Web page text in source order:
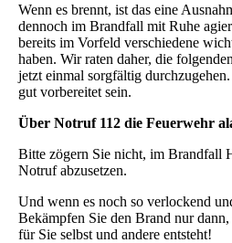
Wenn es brennt, ist das eine
dennoch im Brandfall mit Ruhe
bereits im Vorfeld verschiedene
haben. Wir raten daher, die
jetzt einmal sorgfältig
gut vorbereitet sein.
Über Notruf 112 die Feuerwehr
Bitte zögern Sie nicht, im Brandfall
Notruf abzusetzen.
Und wenn es noch so verlockend
Bekämpfen Sie den Brand nur
für Sie selbst und andere entsteht!